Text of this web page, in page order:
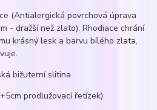
(Antialergická povrchová úprava
- dražší než zlato). Rhodiace chrání
krásný lesk a barvu bílého zlata,
bižuterní slitina
prodlužovací řetízek)